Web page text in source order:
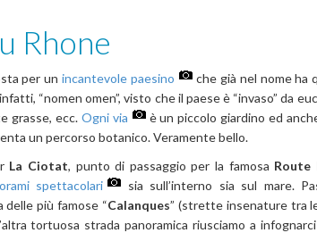
Rhone
per unincantevole paesino
che già nel nome ha
“nomen omen”, visto che il paese è “invaso” da
grasse, ecc. Ogni via
è un piccolo giardino ed
un percorso botanico. Veramente bello.
La Ciotat, punto di passaggio per la famosa Route
spettacolari sia sull’interno sia sul mare.
più famose “Calanques” (strette insenature tra
tortuosa strada panoramica riusciamo a